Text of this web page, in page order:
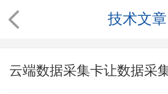
技术文章
云端数据采集卡让数据采